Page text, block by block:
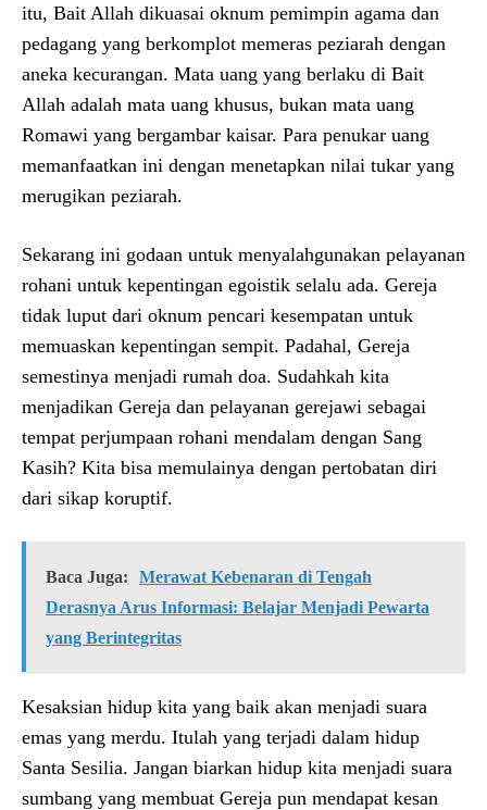
itu, Bait Allah dikuasai oknum pemimpin agama dan
pedagang yang berkomplot memeras peziarah dengan
aneka kecurangan. Mata uang yang berlaku di Bait
Allah adalah mata uang khusus, bukan mata uang
Romawi yang bergambar kaisar. Para penukar uang
memanfaatkan ini dengan menetapkan nilai tukar yang
merugikan peziarah.
Sekarang ini godaan untuk menyalahgunakan pelayanan
rohani untuk kepentingan egoistik selalu ada. Gereja
tidak luput dari oknum pencari kesempatan untuk
memuaskan kepentingan sempit. Padahal, Gereja
semestinya menjadi rumah doa. Sudahkah kita
menjadikan Gereja dan pelayanan gerejawi sebagai
tempat perjumpaan rohani mendalam dengan Sang
Kasih? Kita bisa memulainya dengan pertobatan diri
dari sikap koruptif.
Baca Juga:
Merawat Kebenaran di Tengah
Derasnya Arus Informasi: Belajar Menjadi Pewarta
yang Berintegritas
Kesaksian hidup kita yang baik akan menjadi suara
emas yang merdu. Itulah yang terjadi dalam hidup
Santa Sesilia. Jangan biarkan hidup kita menjadi suara
sumbang yang membuat Gereja pun mendapat kesan